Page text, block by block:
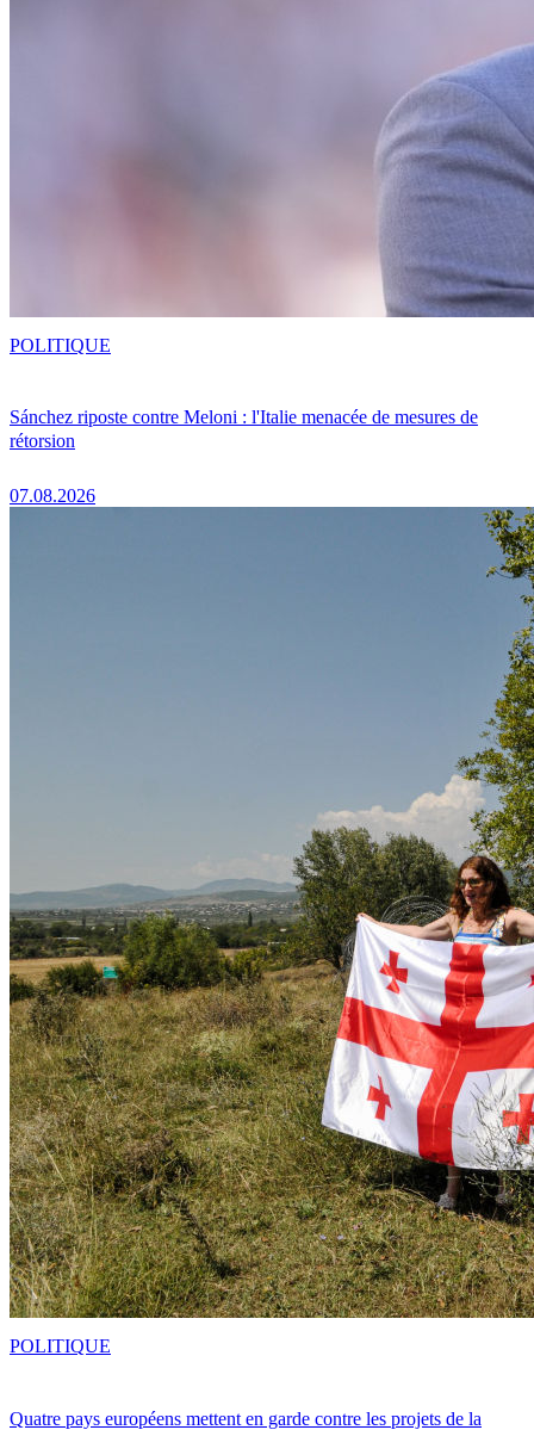
Sánchez riposte contre Meloni : l'Italie menacée de mesures de
rétorsion
07.08.2026
POLITIQUE
Quatre pays européens mettent en garde contre les projets de la
POLITIQUE